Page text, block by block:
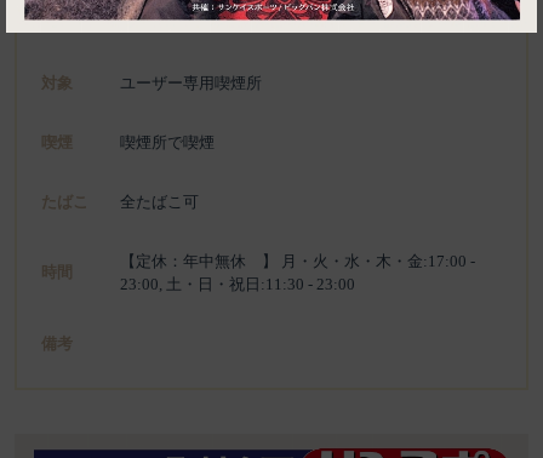
種別 ユーザー専用喫煙所、喫煙可能施設
対象 ユーザー専用喫煙所
喫煙 喫煙所で喫煙
たばこ 全たばこ可
時間
【定休：年中無休 】 月・火・水・木・金:17:00 -
23:00, 土・日・祝日:11:30 - 23:00
備考